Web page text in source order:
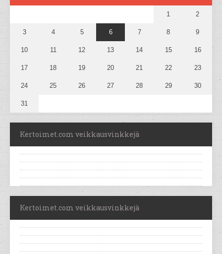
1 2
3 4 5 6 7 8 9
10 11 12 13 14 15 16
17 18 19 20 21 22 23
24 25 26 27 28 29 30
31
Kertoimet.com veikkausvinkkejä
Kertoimet.com veikkausvinkkejä